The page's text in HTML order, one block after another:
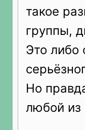
такое
группы,
Это либо
Но
любой из